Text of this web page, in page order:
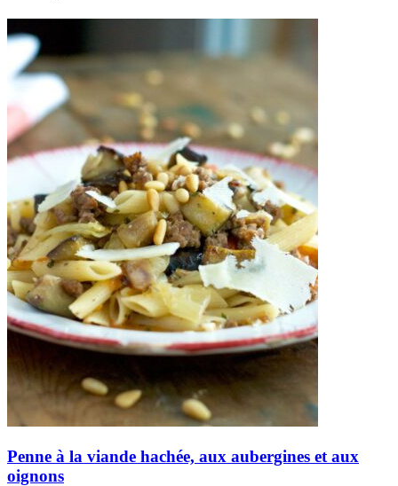
Penne à la viande hachée, aux aubergines et aux
oignons